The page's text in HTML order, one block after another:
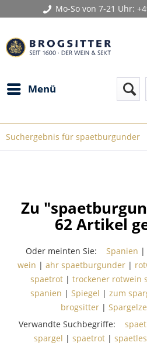
Mo-So von 7-21 Uhr:
Menü
Suchergebnis für spaetburgunder
Zu
62 Artikel
Oder meinten Sie: Spanien |
wein | ahr spaetburgunder |
spaetrot | trockener rotwein
spanien | Spiegel | zum
brogsitter|
Verwandte Suchbegriffe:
spargel | spaetrot|